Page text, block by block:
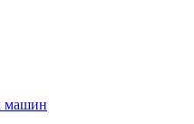
машин